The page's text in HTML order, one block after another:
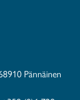
Pännäinen